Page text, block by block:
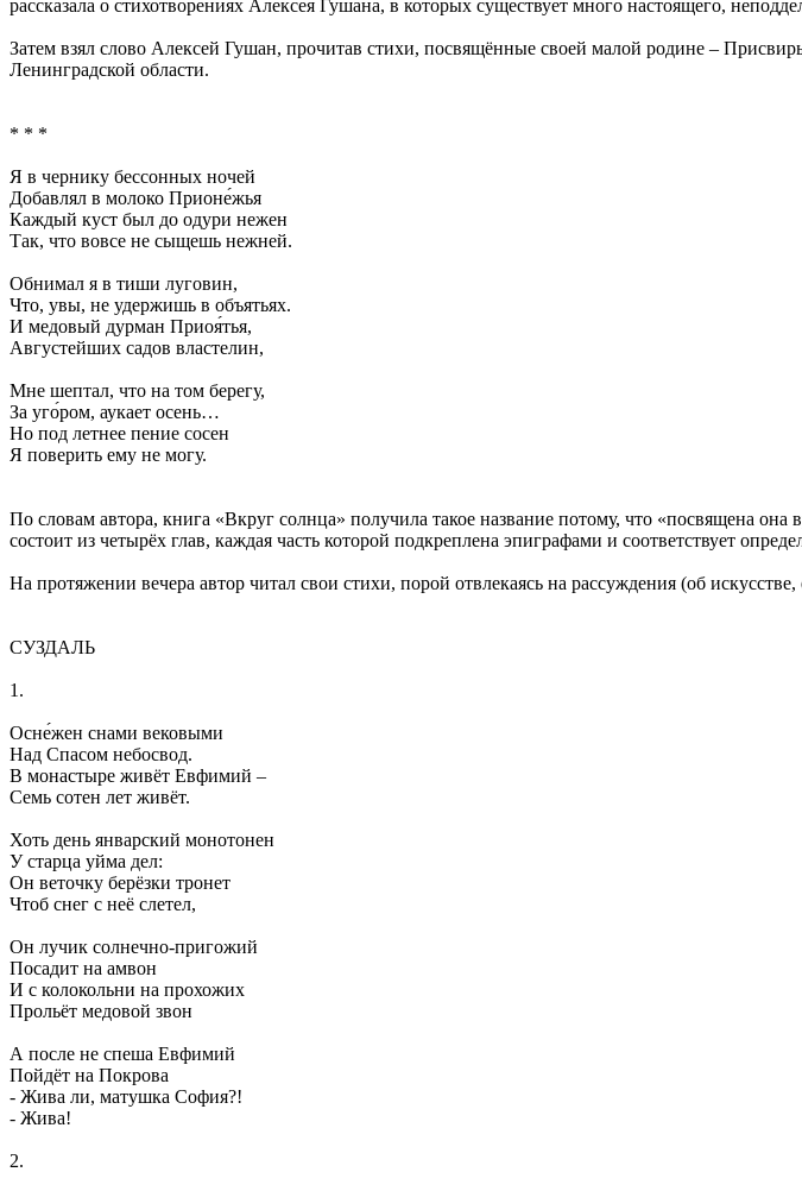
рассказала о стихотворениях Алексея Гушана, в которых существует много настоящего,
Затем взял слово Алексей Гушан, прочитав стихи, посвящённые своей малой родине –
Ленинградской области.
* * *
Я в чернику бессонных ночей
Добавлял в молоко Прионе́жья
Каждый куст был до одури нежен
Так, что вовсе не сыщешь нежней.
Обнимал я в тиши луговин,
Что, увы, не удержишь в объятьях.
И медовый дурман Приоя́тья,
Августейших садов властелин,
Мне шептал, что на том берегу,
За уго́ром, аукает осень…
Но под летнее пение сосен
Я поверить ему не могу.
По словам автора, книга «Вкруг солнца» получила такое название потому, что «посвящена
состоит из четырёх глав, каждая часть которой подкреплена эпиграфами и соответствует
На протяжении вечера автор читал свои стихи, порой отвлекаясь на рассуждения (об
СУЗДАЛЬ
1.
Осне́жен снами вековыми
Над Спасом небосвод.
В монастыре живёт Евфимий –
Семь сотен лет живёт.
Хоть день январский монотонен
У старца уйма дел:
Он веточку берёзки тронет
Чтоб снег с неё слетел,
Он лучик солнечно-пригожий
Посадит на амвон
И с колокольни на прохожих
Прольёт медовой звон
А после не спеша Евфимий
Пойдёт на Покрова
- Жива ли, матушка София?!
- Жива!
2.